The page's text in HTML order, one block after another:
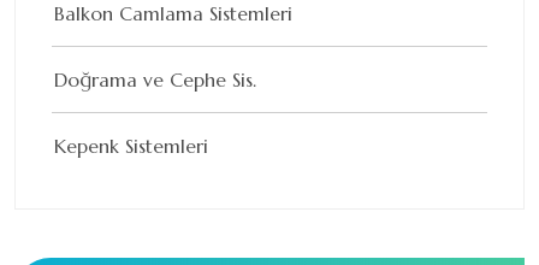
Balkon Camlama Sistemleri
Doğrama ve Cephe Sis.
Kepenk Sistemleri